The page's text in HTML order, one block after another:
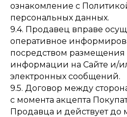
ознакомление с
персональных данных.
9.4. Продавец вправе
оперативное
посредством
информации на Сайте и/
электронных сообщений.
9.5. Договор между
с момента акцепта
Продавца и действует до